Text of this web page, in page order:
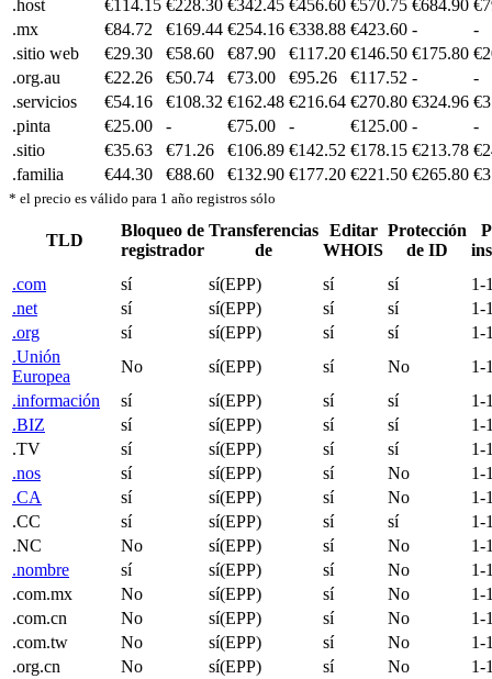
.host
€114.15 €228.30 €342.45 €456.60 €570.75 €684.90
.mx
€84.72 €169.44 €254.16 €338.88 €423.60 -
-
.sitio web
€29.30 €58.60 €87.90 €117.20 €146.50 €175.80
.org.au
€22.26 €50.74 €73.00 €95.26 €117.52 -
-
.servicios
€54.16 €108.32 €162.48 €216.64 €270.80 €324.96
.pinta
€25.00 - €75.00 - €125.00 -
-
.sitio
€35.63 €71.26 €106.89 €142.52 €178.15 €213.78
.familia
€44.30 €88.60 €132.90 €177.20 €221.50 €265.80
* el precio es válido para 1 año registros sólo
TLD
Bloqueo de
registrador
Transferencias
de
Editar
WHOIS
Protección
de ID
.com
sí sí(EPP) sí sí
1-
.net
sí sí(EPP) sí sí
1-
.org
sí sí(EPP) sí sí
1-
.Unión
Europea
No sí(EPP) sí No
1-
.información
sí sí(EPP) sí sí
1-
.BIZ
sí sí(EPP) sí sí
1-
.TV
sí sí(EPP) sí sí
1-
.nos
sí sí(EPP) sí No
1-
.CA
sí sí(EPP) sí No
1-
.CC
sí sí(EPP) sí sí
1-
.NC
No sí(EPP) sí No
1-
.nombre
sí sí(EPP) sí No
1-
.com.mx
No sí(EPP) sí No
1-
.com.cn
No sí(EPP) sí No
1-
.com.tw
No sí(EPP) sí No
1-
.org.cn
No sí(EPP) sí No
1-